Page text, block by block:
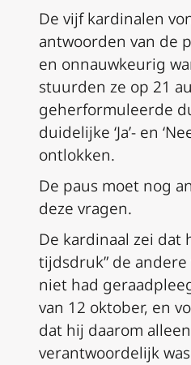
De vijf kardinalen
antwoorden van de
en onnauwkeurig
stuurden ze op 21
geherformuleerde
duidelijke ‘Ja’- en
ontlokken.
De paus moet nog
deze vragen.
De kardinaal zei dat
tijdsdruk” de
niet had
van 12 oktober, en
dat hij daarom
verantwoordelijk